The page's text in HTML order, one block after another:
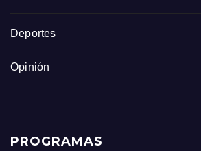
Deportes
Opinión
PROGRAMAS